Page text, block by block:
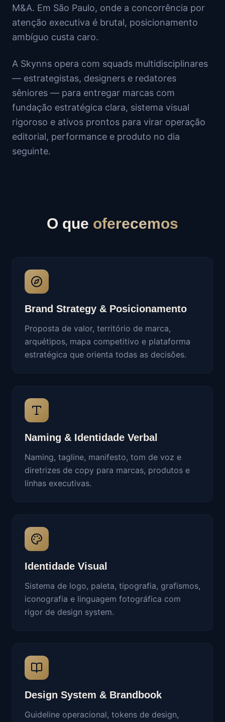
M&A. Em São Paulo, onde a concorrência por
atenção executiva é brutal, posicionamento
ambíguo custa caro.
A Skynns opera com squads multidisciplinares
— estrategistas, designers e redatores
sêniores — para entregar marcas com
fundação estratégica clara, sistema visual
rigoroso e ativos prontos para virar operação
editorial, performance e produto no dia
seguinte.
O que oferecemos
Brand Strategy & Posicionamento
Proposta de valor, território de marca,
arquétipos, mapa competitivo e plataforma
estratégica que orienta todas as decisões.
Naming & Identidade Verbal
Naming, tagline, manifesto, tom de voz e
diretrizes de copy para marcas, produtos e
linhas executivas.
Identidade Visual
Sistema de logo, paleta, tipografia, grafismos,
iconografia e linguagem fotográfica com
rigor de design system.
Design System & Brandbook
Guideline operacional, tokens de design,